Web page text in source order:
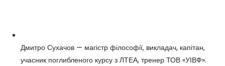
Дмитро Сухачов — магістр філософії, викладач, капітан,
учасник поглибленого курсу з ЛТЕА, тренер ТОВ «УІВФ».